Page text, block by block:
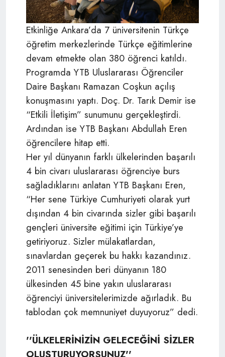
Etkinliğe Ankara’da 7 üniversitenin Türkçe
öğretim merkezlerinde Türkçe eğitimlerine
devam etmekte olan 380 öğrenci katıldı.
Programda YTB Uluslararası Öğrenciler
Daire Başkanı Ramazan Coşkun açılış
konuşmasını yaptı. Doç. Dr. Tarık Demir ise
“Etkili İletişim” sunumunu gerçekleştirdi.
Ardından ise YTB Başkanı Abdullah Eren
öğrencilere hitap etti.
Her yıl dünyanın farklı ülkelerinden başarılı
4 bin civarı uluslararası öğrenciye burs
sağladıklarını anlatan YTB Başkanı Eren,
“Her sene Türkiye Cumhuriyeti olarak yurt
dışından 4 bin civarında sizler gibi başarılı
gençleri üniversite eğitimi için Türkiye’ye
getiriyoruz. Sizler mülakatlardan,
sınavlardan geçerek bu hakkı kazandınız.
2011 senesinden beri dünyanın 180
ülkesinden 45 bine yakın uluslararası
öğrenciyi üniversitelerimizde ağırladık. Bu
tablodan çok memnuniyet duyuyoruz” dedi.
''ÜLKELERİNİZİN GELECEĞİNİ SİZLER
OLUŞTURUYORSUNUZ''